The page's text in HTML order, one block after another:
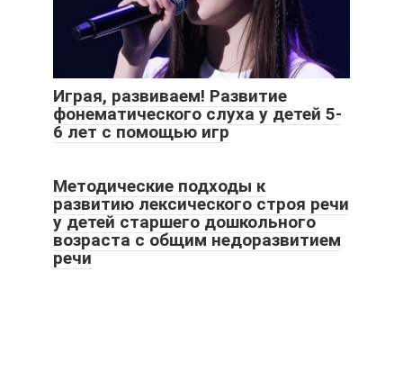
Играя, развиваем! Развитие
фонематического слуха у детей 5-
6 лет с помощью игр
Методические подходы к
развитию лексического строя речи
у детей старшего дошкольного
возраста с общим недоразвитием
речи